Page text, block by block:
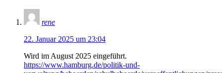
rene
22. Januar 2025 um 23:04
Wird im August 2025 eingeführt.
https://www.hamburg.de/politik-und-